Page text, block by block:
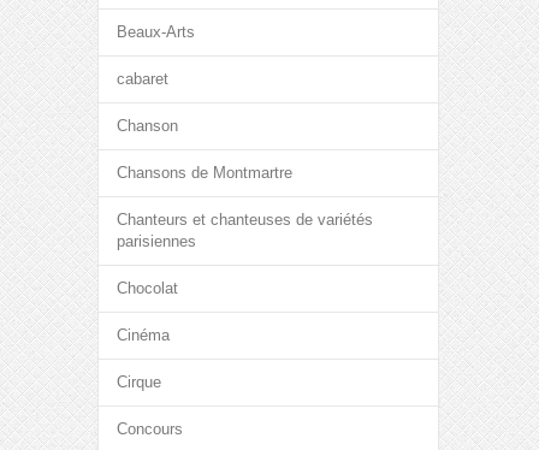
Beaux-Arts
cabaret
Chanson
Chansons de Montmartre
Chanteurs et chanteuses de variétés
parisiennes
Chocolat
Cinéma
Cirque
Concours